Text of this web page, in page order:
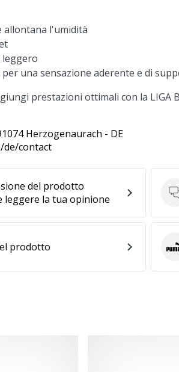
allontana l'umidità
una sensazione aderente e di
prestazioni ottimali con la LIGA
Herzogenaurach - DE
de/contact
del prodotto
del prodotto
leggere la tua opinione
prodotto